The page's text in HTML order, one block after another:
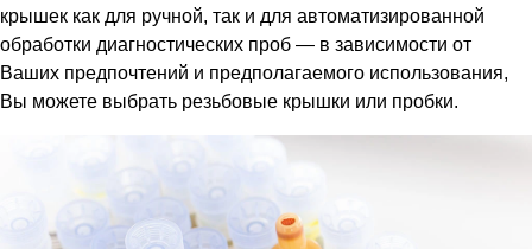
крышек как для ручной, так и для автоматизированной
обработки диагностических проб — в зависимости от
Ваших предпочтений и предполагаемого использования,
Вы можете выбрать резьбовые крышки или пробки.